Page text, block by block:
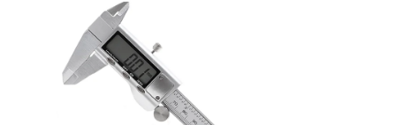
értékelése
5-
ből
0,0
csillag.